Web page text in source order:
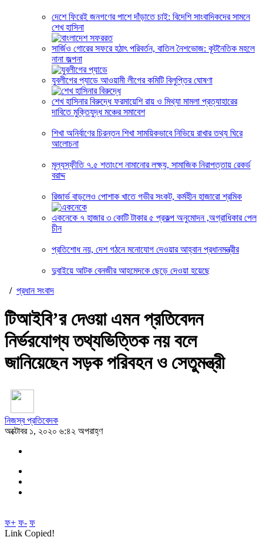
দেশে ফিরেই জনগণের পাশে দাঁড়াতে চাই: বিদেশি সাংবাদিকদের সামনে
শেখ হাসিনা
সার্জিও গোরের সফরে হঠাৎ পরিবর্তন, বাতিল নৈশভোজ: কূটনৈতিক মহলে
নানা জল্পনা
যুবলীগের প্যাডে আওয়ামী লীগের কমিটি বিলুপ্তির ঘোষণা
শেখ হাসিনার বিরুদ্ধে ফরমায়েশি রায় ও মিথ্যা মামলা প্রত্যাহারের
দাবিতে মুক্তিযুদ্ধ মঞ্চের সমাবেশ
শিখা অনির্বাণের চিরন্তন শিখা সাময়িকভাবে নিভিয়ে রাখার তথ্য ঘিরে
আলোচনা
মূল্যস্ফীতি ৭.৫ শতাংশে নামানোর লক্ষ্য, সামাজিক নিরাপত্তায় রেকর্ড
বরাদ্দ
রিজার্ভ বাড়লেও পোশাক খাতে গভীর সংকট, কর্মহীন হাজারো শ্রমিক
একনেকে ৭ হাজার ৩ কোটি টাকার ৫ প্রকল্প অনুমোদন ,অগ্রাধিকার পেল
চীন
প্রতিশোধ নয়, দেশ গঠনে মনোযোগ দেওয়ার আহ্বান প্রধানমন্ত্রীর
দুবাইয়ে আটক বেনজীর আহমেদকে ছেড়ে দেওয়া হয়েছে
/ প্রধান সংবাদ
টিআইবি’র দেওয়া এমন প্রতিবেদন
নির্ভরযোগ্য তথ্যভিত্তিক নয় বলে
জানিয়েছেন সড়ক পরিবহন ও সেতুমন্ত্রী
নিজস্ব প্রতিবেদক
অক্টোবর ১, ২০২০ ৬:৪২ অপরাহ্ণ
ফ+ ফ- ফ
Link Copied!